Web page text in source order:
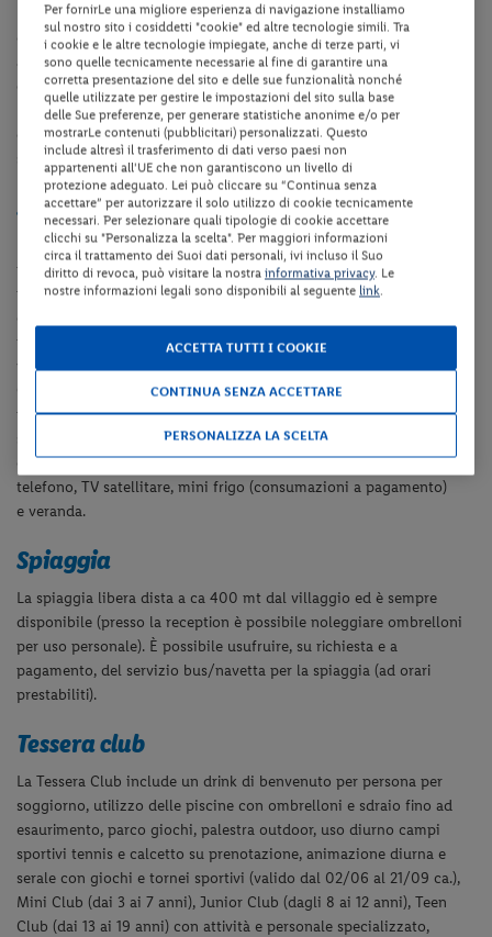
La struttura dispone anche di parcheggio privato, Dog Park,
collegamento internet Wi-Fi. Alcuni servizi possono variare in base
alla stagionalità e all'occupazione. A pagamento: bowling, utilizzo
dei campi sportivi di tennis e calcetto a partire dalle ore 18.30 ca.,
lezioni individuali e collettivi di balli caraibici e latino-americani,
escursioni guidate organizzate, Go-Kart ed equitazione, centro
sub, diving e corsi di vela.
Sistemazioni
camere doppie/triple(ca. 35 mq) sono poste al primo piano e si
trovano nel Comparto A del villaggio. Dispongono di servizi
privati, angolo cottura, divano letto doppio con materassi
telefono, TV satellitare, mini frigo (consumazioni a pagamento) e
veranda.
appartamenti bilocali tipo E(ca. 45 mq) sono posti al piano
terra e si trovano nel Comparto A del villaggio. Dispongono di
servizi privati, angolo cottura, divano letto doppio e armadio letto
con materassi ortopedici, camera matrimoniale, aria condizionata,
telefono, TV satellitare, mini frigo (consumazioni a pagamento)
everanda.
Spiaggia
La spiaggia libera dista a ca 400 mt dal villaggio ed è sempre
disponibile (presso la reception è possibile noleggiare ombrelloni
per uso personale). È possibile usufruire, su richiesta e a
pagamento, del servizio bus/navetta per la spiaggia (ad orari
prestabiliti).
Tessera club
La Tessera Club include un drink di benvenuto per persona per
soggiorno, utilizzo delle piscine con ombrelloni e sdraio fino ad
esaurimento, parco giochi, palestra outdoor, uso diurno campi
sportivi tennis e calcetto su prenotazione, animazione diurna e
serale con giochi e tornei sportivi (valido dal 02/06 al 21/09 ca.),
Mini Club (dai 3 ai 7 anni), Junior Club (dagli 8 ai 12 anni), Teen
Club (dai 13 ai 19 anni) con attività e personale specializzato,
Per fornirLe una migliore esperienza di navigazione installiamo
sul nostro sito i cosiddetti "cookie" ed altre tecnologie simili. Tra
i cookie e le altre tecnologie impiegate, anche di terze parti, vi
sono quelle tecnicamente necessarie al fine di garantire una
corretta presentazione del sito e delle sue funzionalità nonché
quelle utilizzate per gestire le impostazioni del sito sulla base
delle Sue preferenze, per generare statistiche anonime e/o per
mostrarLe contenuti (pubblicitari) personalizzati. Questo
include altresì il trasferimento di dati verso paesi non
appartenenti all'UE che non garantiscono un livello di
protezione adeguato. Lei può cliccare su “Continua senza
accettare” per autorizzare il solo utilizzo di cookie tecnicamente
necessari. Per selezionare quali tipologie di cookie accettare
clicchi su "Personalizza la scelta". Per maggiori informazioni
circa il trattamento dei Suoi dati personali, ivi incluso il Suo
diritto di revoca, può visitare la nostra informativa privacy. Le
nostre informazioni legali sono disponibili al seguente link.
ACCETTA TUTTI I COOKIE
CONTINUA SENZA ACCETTARE
PERSONALIZZA LA SCELTA